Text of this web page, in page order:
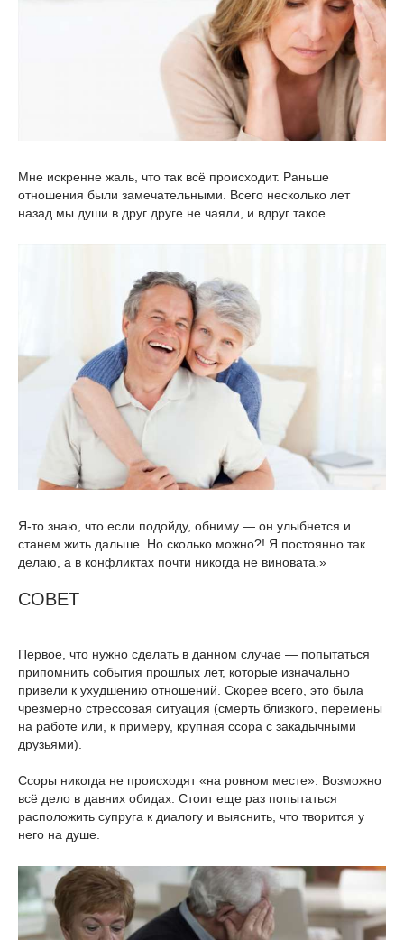
Мне искренне жаль, что так всё происходит. Раньше
отношения были замечательными. Всего несколько лет
назад мы души в друг друге не чаяли, и вдруг такое…
Я-то знаю, что если подойду, обниму — он улыбнется и
станем жить дальше. Но сколько можно?! Я постоянно так
делаю, а в конфликтах почти никогда не виновата.»
СОВЕТ
Первое, что нужно сделать в данном случае — попытаться
припомнить события прошлых лет, которые изначально
привели к ухудшению отношений. Скорее всего, это была
чрезмерно стрессовая ситуация (смерть близкого, перемены
на работе или, к примеру, крупная ссора с закадычными
друзьями).
Ссоры никогда не происходят «на ровном месте». Возможно
всё дело в давних обидах. Стоит еще раз попытаться
расположить супруга к диалогу и выяснить, что творится у
него на душе.